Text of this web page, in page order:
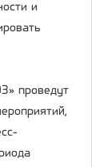
и
проведут